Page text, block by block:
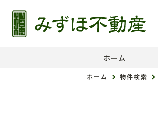
ホーム
ホーム 物件検索